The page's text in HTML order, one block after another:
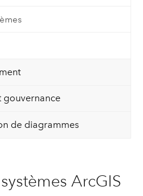
gouvernance
de diagrammes
ArcGIS